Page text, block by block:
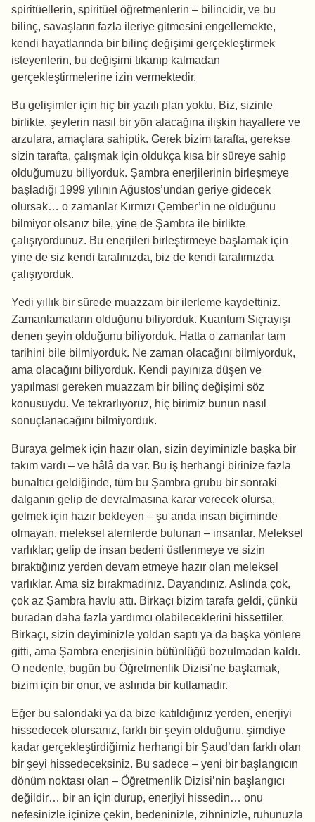
spiritüellerin, spiritüel öğretmenlerin – bilincidir, ve bu
bilinç, savaşların fazla ileriye gitmesini engellemekte,
kendi hayatlarında bir bilinç değişimi gerçekleştirmek
isteyenlerin, bu değişimi tıkanıp kalmadan
gerçekleştirmelerine izin vermektedir.
Bu gelişimler için hiç bir yazılı plan yoktu. Biz, sizinle
birlikte, şeylerin nasıl bir yön alacağına ilişkin hayallere ve
arzulara, amaçlara sahiptik. Gerek bizim tarafta, gerekse
sizin tarafta, çalışmak için oldukça kısa bir süreye sahip
olduğumuzu biliyorduk. Şambra enerjilerinin birleşmeye
başladığı 1999 yılının Ağustos’undan geriye gidecek
olursak… o zamanlar Kırmızı Çember’in ne olduğunu
bilmiyor olsanız bile, yine de Şambra ile birlikte
çalışıyordunuz. Bu enerjileri birleştirmeye başlamak için
yine de siz kendi tarafınızda, biz de kendi tarafımızda
çalışıyorduk.
Yedi yıllık bir sürede muazzam bir ilerleme kaydettiniz.
Zamanlamaların olduğunu biliyorduk. Kuantum Sıçrayışı
denen şeyin olduğunu biliyorduk. Hatta o zamanlar tam
tarihini bile bilmiyorduk. Ne zaman olacağını bilmiyorduk,
ama olacağını biliyorduk. Kendi payınıza düşen ve
yapılması gereken muazzam bir bilinç değişimi söz
konusuydu. Ve tekrarlıyoruz, hiç birimiz bunun nasıl
sonuçlanacağını bilmiyorduk.
Buraya gelmek için hazır olan, sizin deyiminizle başka bir
takım vardı – ve hâlâ da var. Bu iş herhangi birinize fazla
bunaltıcı geldiğinde, tüm bu Şambra grubu bir sonraki
dalganın gelip de devralmasına karar verecek olursa,
gelmek için hazır bekleyen – şu anda insan biçiminde
olmayan, meleksel alemlerde bulunan – insanlar. Meleksel
varlıklar; gelip de insan bedeni üstlenmeye ve sizin
bıraktığınız yerden devam etmeye hazır olan meleksel
varlıklar. Ama siz bırakmadınız. Dayandınız. Aslında çok,
çok az Şambra havlu attı. Birkaçı bizim tarafa geldi, çünkü
buradan daha fazla yardımcı olabileceklerini hissettiler.
Birkaçı, sizin deyiminizle yoldan saptı ya da başka yönlere
gitti, ama Şambra enerjisinin bütünlüğü bozulmadan kaldı.
O nedenle, bugün bu Öğretmenlik Dizisi’ne başlamak,
bizim için bir onur, ve aslında bir kutlamadır.
Eğer bu salondaki ya da bize katıldığınız yerden, enerjiyi
hissedecek olursanız, farklı bir şeyin olduğunu, şimdiye
kadar gerçekleştirdiğimiz herhangi bir Şaud’dan farklı olan
bir şeyi hissedeceksiniz. Bu sadece – yeni bir başlangıcın
dönüm noktası olan – Öğretmenlik Dizisi’nin başlangıcı
değildir… bir an için durup, enerjiyi hissedin… onu
nefesinizle içinize çekin, bedeninizle, zihninizle, ruhunuzla